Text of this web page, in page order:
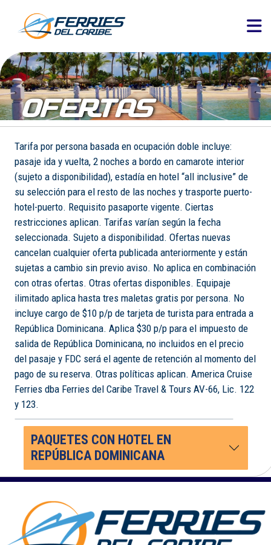
OFERTAS
Tarifa por persona basada en ocupación doble incluye:
pasaje ida y vuelta, 2 noches a bordo en camarote interior
(sujeto a disponibilidad), estadía en hotel “all inclusive” de
su selección para el resto de las noches y trasporte puerto-
hotel-puerto. Requisito pasaporte vigente. Ciertas
restricciones aplican. Tarifas varían según la fecha
seleccionada. Sujeto a disponibilidad. Ofertas nuevas
cancelan cualquier oferta publicada anteriormente y están
sujetas a cambio sin previo aviso. No aplica en combinación
con otras ofertas. Otras ofertas disponibles. Equipaje
ilimitado aplica hasta tres maletas gratis por persona. No
incluye cargo de $10 p/p de tarjeta de turista para entrada a
República Dominicana. Aplica $30 p/p para el impuesto de
salida de República Dominicana, no incluidos en el precio
del pasaje y FDC será el agente de retención al momento del
pago de su reserva. Otras políticas aplican. America Cruise
Ferries dba Ferries del Caribe Travel & Tours AV-66, Lic. 122
y 123.
PAQUETES CON HOTEL EN
REPÚBLICA DOMINICANA